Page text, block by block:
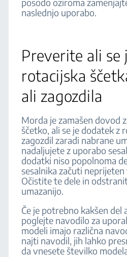
naslednjo uporabo.
Preverite ali se
rotacijska
ali zagozdila
Morda je zamašen dovod
ščetko, ali se je dodatek z
zagozdil zaradi nabrane
nadaljujete z uporabo
dodatki niso popolnoma
sesalnika začuti
Očistite te dele in
umazanijo.
Če je potrebno kakšen
poglejte navodilo za
modeli imajo različna
najti navodil, jih lahko
da vnesete številko